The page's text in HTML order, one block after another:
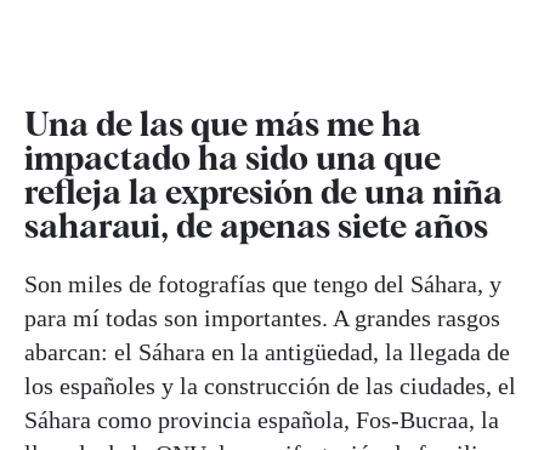
Una de las que más me ha
impactado ha sido una que
refleja la expresión de una niña
saharaui, de apenas siete años
Son miles de fotografías que tengo del Sáhara, y
para mí todas son importantes. A grandes rasgos
abarcan: el Sáhara en la antigüedad, la llegada de
los españoles y la construcción de las ciudades, el
Sáhara como provincia española, Fos-Bucraa, la